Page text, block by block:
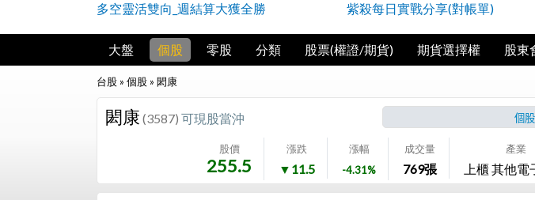
多空靈活雙向_週結算大獲全勝 紫殺每日實戰分享(對帳單)
大盤 個股 零股 分類 股票(權證/期貨) 期貨選擇權 股東
台股 » 個股 » 閎康
閎康 (3587) 可現股當沖
股價
255.5
漲跌
▼11.5
漲幅
-4.31%
成交量
769張
產業
上櫃 其他電